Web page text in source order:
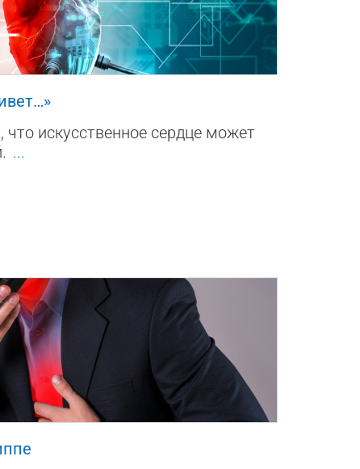
искусственное сердце может
...